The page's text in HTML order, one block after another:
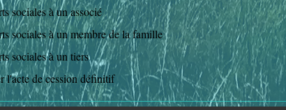
sociales à un associé
sociales à un membre de la famille
sociales à un tiers
l'acte de cession définitif